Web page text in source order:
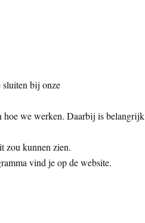
sluiten bij onze
hoe we werken. Daarbij is belangrijk
zou kunnen zien.
vind je op de website.